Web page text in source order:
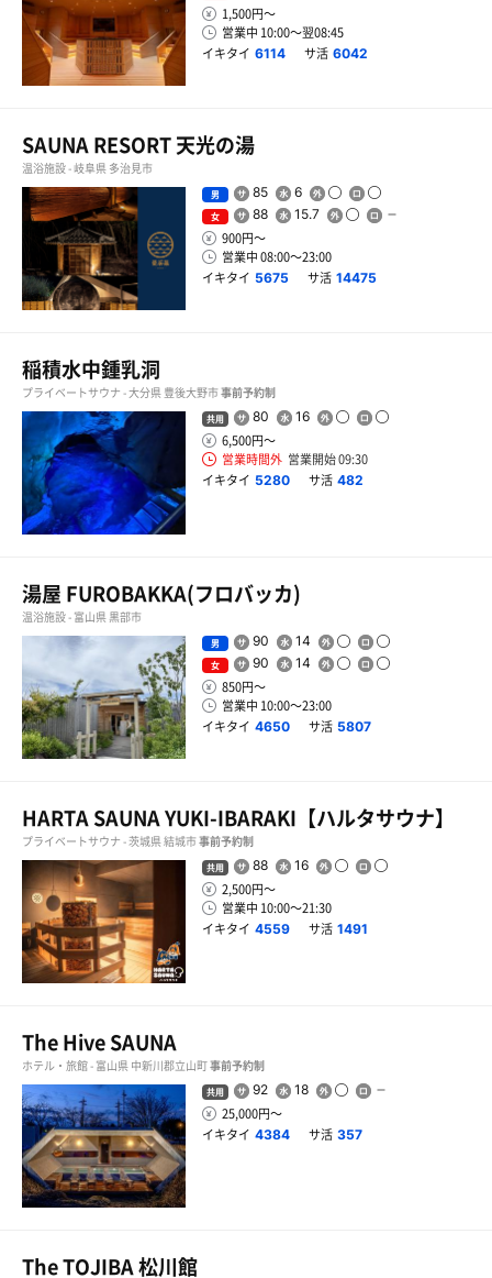
1,500円〜
営業中 10:00〜翌08:45
イキタイ 6114 サ活 6042
SAUNA RESORT 天光の湯
温浴施設 - 岐阜県 多治見市
男 85 6
女 88 15.7
900円〜
営業中 08:00〜23:00
イキタイ 5675 サ活 14475
稲積水中鍾乳洞
プライベートサウナ - 大分県 豊後大野市事前予約制
共用 80 16
6,500円〜
営業時間外 営業開始 09:30
イキタイ 5280 サ活 482
湯屋 FUROBAKKA(フロバッカ)
温浴施設 - 富山県 黒部市
男 90 14
女 90 14
850円〜
営業中 10:00〜23:00
イキタイ 4650 サ活 5807
HARTA SAUNA YUKI-IBARAKI【ハルタサウナ】
プライベートサウナ - 茨城県 結城市事前予約制
共用 88 16
2,500円〜
営業中 10:00〜21:30
イキタイ 4559 サ活 1491
The Hive SAUNA
ホテル・旅館 - 富山県 中新川郡立山町事前予約制
共用 92 18
25,000円〜
イキタイ 4384 サ活 357
The TOJIBA 松川館